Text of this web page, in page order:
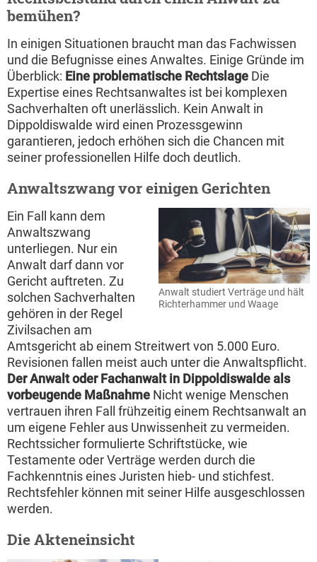
bemühen?
In einigen Situationen braucht man das Fachwissen
und die Befugnisse eines Anwaltes. Einige Gründe im
Überblick: Eine problematische Rechtslage Die
Expertise eines Rechtsanwaltes ist bei komplexen
Sachverhalten oft unerlässlich. Kein Anwalt in
Dippoldiswalde wird einen Prozessgewinn
garantieren, jedoch erhöhen sich die Chancen mit
seiner professionellen Hilfe doch deutlich.
Anwaltszwang vor einigen Gerichten
Anwalt studiert Verträge und hält
Richterhammer und Waage
Ein Fall kann dem
Anwaltszwang
unterliegen. Nur ein
Anwalt darf dann vor
Gericht auftreten. Zu
solchen Sachverhalten
gehören in der Regel
Zivilsachen am
Amtsgericht ab einem Streitwert von 5.000 Euro.
Revisionen fallen meist auch unter die Anwaltspflicht.
Der Anwalt oder Fachanwalt in Dippoldiswalde als
vorbeugende Maßnahme Nicht wenige Menschen
vertrauen ihren Fall frühzeitig einem Rechtsanwalt an
um eigene Fehler aus Unwissenheit zu vermeiden.
Rechtssicher formulierte Schriftstücke, wie
Testamente oder Verträge werden durch die
Fachkenntnis eines Juristen hieb- und stichfest.
Rechtsfehler können mit seiner Hilfe ausgeschlossen
werden.
Die Akteneinsicht